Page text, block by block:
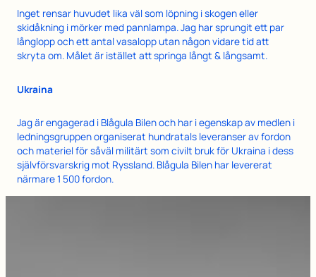
Inget rensar huvudet lika väl som löpning i skogen eller
skidåkning i mörker med pannlampa. Jag har sprungit ett par
långlopp och ett antal vasalopp utan någon vidare tid att
skryta om. Målet är istället att springa långt & långsamt.
Ukraina
Jag är engagerad i Blågula Bilen och har i egenskap av medlen i
ledningsgruppen organiserat hundratals leveranser av fordon
och materiel för såväl militärt som civilt bruk för Ukraina i dess
självförsvarskrig mot Ryssland. Blågula Bilen har levererat
närmare 1 500 fordon.